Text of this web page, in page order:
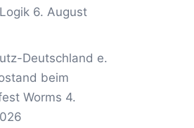
6. August
Deutschland e.
beim
Worms 4.